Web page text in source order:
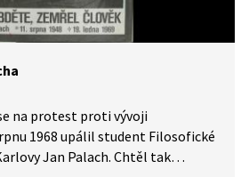
na protest proti vývoji
1968 upálil student Filosofické
Jan Palach. Chtěl tak